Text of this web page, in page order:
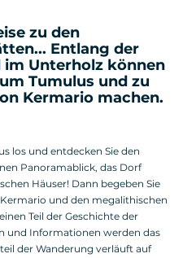
zu den
Entlang der
im Unterholz können
Tumulus und zu
Kermario machen.
los und entdecken Sie den
Panoramablick, das Dorf
Häuser! Dann begeben Sie
und den megalithischen
Teil der Geschichte der
und Informationen werden das
der Wanderung verläuft auf